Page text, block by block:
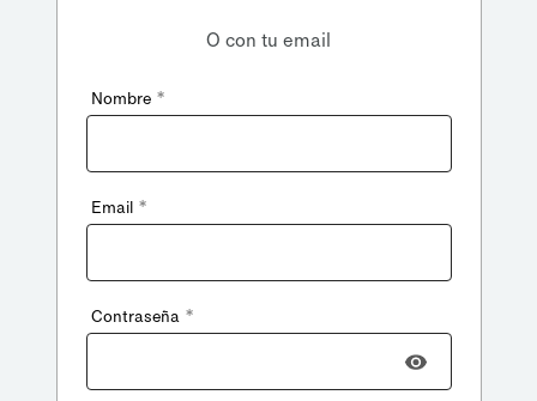
O con tu email
Nombre *
Email *
Contraseña *